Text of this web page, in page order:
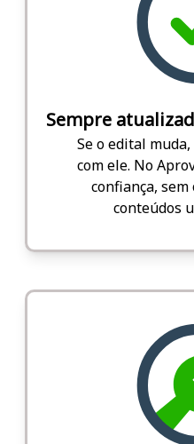
Sempre
Se o edital
com ele. No
confiança,
conteúdos